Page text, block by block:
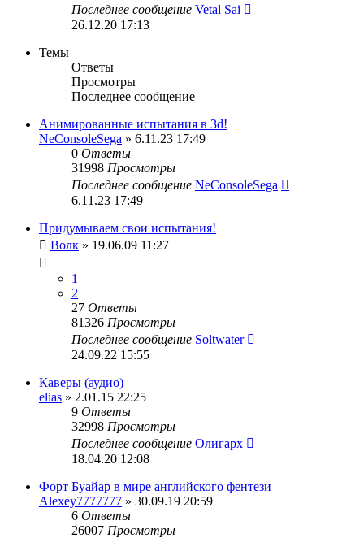
Последнее сообщение Vetal Sai
26.12.20 17:13
Темы
Ответы
Просмотры
Последнее сообщение
Анимированные испытания в 3d!
NeConsoleSega » 6.11.23 17:49
0 Ответы
31998 Просмотры
Последнее сообщение NeConsoleSega
6.11.23 17:49
Придумываем свои испытания!
Волк » 19.06.09 11:27
1
2
27 Ответы
81326 Просмотры
Последнее сообщение Soltwater
24.09.22 15:55
Каверы (аудио)
elias » 2.01.15 22:25
9 Ответы
32998 Просмотры
Последнее сообщение Олигарх
18.04.20 12:08
Форт Буайар в мире английского фентези
Alexey7777777 » 30.09.19 20:59
6 Ответы
26007 Просмотры